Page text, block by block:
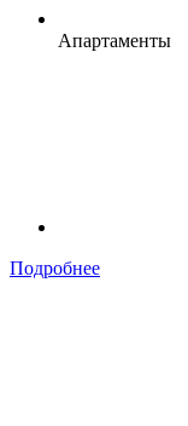
Апартаменты
Подробнее